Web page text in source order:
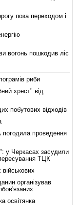
поза переходом і
вогонь пошкодив ліс
риби
хрест" від
побутових відходів
проведення
у Черкасах засудили
ТЦК
організував
освітянка